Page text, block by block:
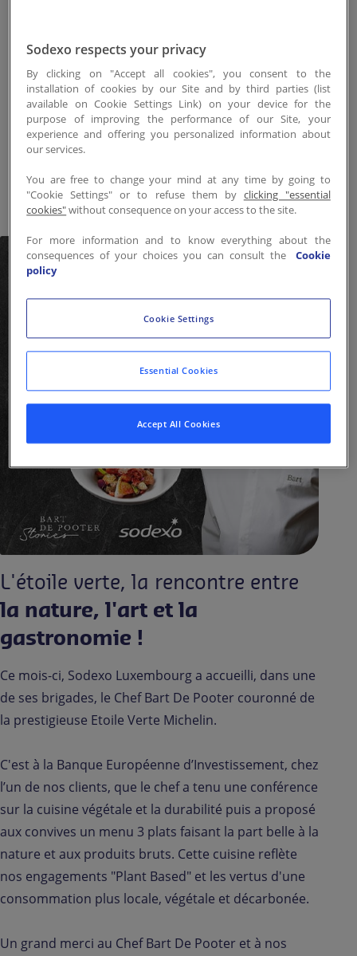
Au mois de Juin, Sodexo
Luxembourg a accueilli, dans
une de ses brigades, le Chef
Bart De Pooter couronné de la
prestigieuse Etoile Verte
L'étoile verte, la rencontre entre
la nature, l'art et la
gastronomie !
Ce mois-ci, Sodexo Luxembourg a accueilli, dans une
de ses brigades, le Chef Bart De Pooter couronné de
la prestigieuse Etoile Verte Michelin.
C'est à la Banque Européenne d’Investissement, chez
l’un de nos clients, que le chef a tenu une conférence
sur la cuisine végétale et la durabilité puis a proposé
aux convives un menu 3 plats faisant la part belle à la
nature et aux produits bruts. Cette cuisine reflète
nos engagements "Plant Based" et les vertus d'une
consommation plus locale, végétale et décarbonée.
Un grand merci au Chef Bart De Pooter et à nos
Sodexo respects your privacy
By clicking on "Accept all cookies", you consent to the
installation of cookies by our Site and by third parties (list
available on Cookie Settings Link) on your device for the
purpose of improving the performance of our Site, your
experience and offering you personalized information about
our services.
You are free to change your mind at any time by going to
"Cookie Settings" or to refuse them by clicking "essential
cookies"without consequence on your access to the site.
For more information and to know everything about the
consequences of your choices you can consult the
Cookie
policy
Cookie Settings
Essential Cookies
Accept All Cookies